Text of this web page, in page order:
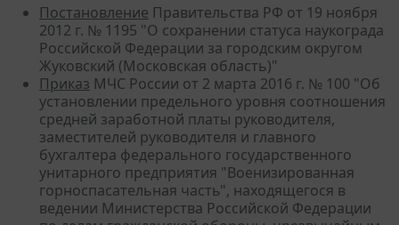
Постановление Правительства РФ от 19 ноября
2012 г. № 1195 "О сохранении статуса наукограда
Российской Федерации за городским округом
Жуковский (Московская область)"
Приказ МЧС России от 2 марта 2016 г. № 100 "Об
установлении предельного уровня соотношения
средней заработной платы руководителя,
заместителей руководителя и главного
бухгалтера федерального государственного
унитарного предприятия "Военизированная
горноспасательная часть", находящегося в
ведении Министерства Российской Федерации